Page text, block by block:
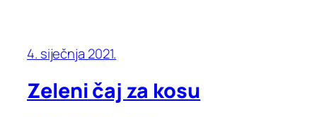
4. siječnja 2021.
Zeleni čaj za kosu